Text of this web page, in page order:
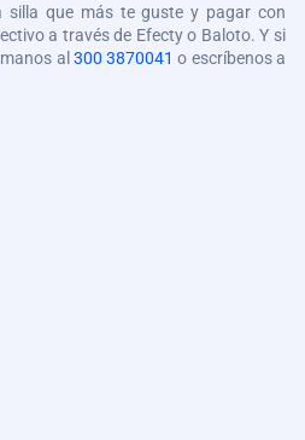
silla que más te guste y pagar con
a través de Efecty o Baloto. Y si
al 300 3870041 o escríbenos a